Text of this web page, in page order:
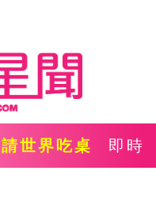
請世界吃桌 即時